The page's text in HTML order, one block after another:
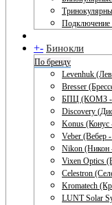
Подключение
+- Бинокли
По бренду
Levenhuk
Bresser
БПЦ (КОМЗ -
Discovery
Konus (Конус
Veber (Вебер
Nikon (Никон
Vixen Optics
Celestron
Kromatech
LUNT Solar